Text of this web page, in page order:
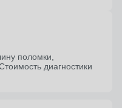
поломки,
диагностики